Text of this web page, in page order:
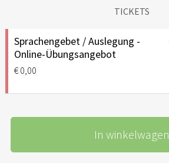
TICKETS
Sprachengebet / Auslegung -
Online-Übungsangebot
€ 0,00
In winkelwagen